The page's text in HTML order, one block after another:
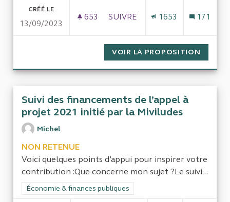
CRÉÉ LE
13/09/2023
653 653 ABONNÉS
SUIVRE
1653 171
VOIR LA PROPOSITION
Suivi des financements de l’appel à
projet 2021 initié par la Miviludes
Michel
NON RETENUE
Voici quelques points d’appui pour inspirer votre
contribution :Que concerne mon sujet ?Le suivi...
Filtrer les résultats de la catégorie : Économie & finances
Économie & finances publiques